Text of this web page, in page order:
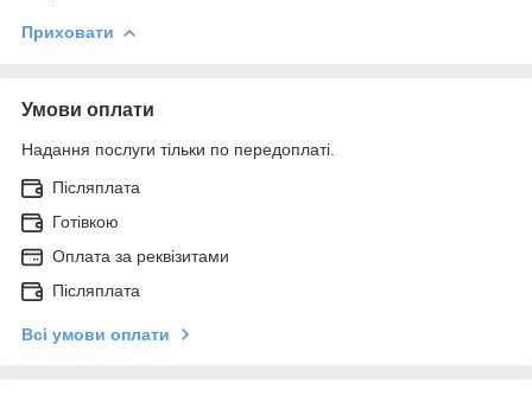
Приховати
Умови оплати
Надання послуги тільки по передоплаті.
Післяплата
Готівкою
Оплата за реквізитами
Післяплата
Всі умови оплати